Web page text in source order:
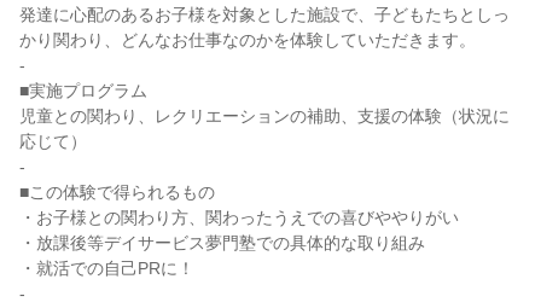
発達に心配のあるお子様を対象とした施設で、子どもたちとしっ
かり関わり、どんなお仕事なのかを体験していただきます。
-
■実施プログラム
児童との関わり、レクリエーションの補助、支援の体験（状況に
応じて）
-
■この体験で得られるもの
・お子様との関わり方、関わったうえでの喜びややりがい
・放課後等デイサービス夢門塾での具体的な取り組み
・就活での自己PRに！
-